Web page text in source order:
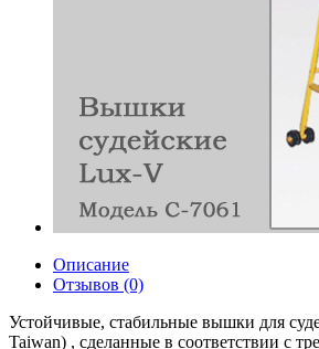
Описание
Отзывов (0)
Устойчивые, стабильные вышки для
Taiwan) , сделанные в соответствии с